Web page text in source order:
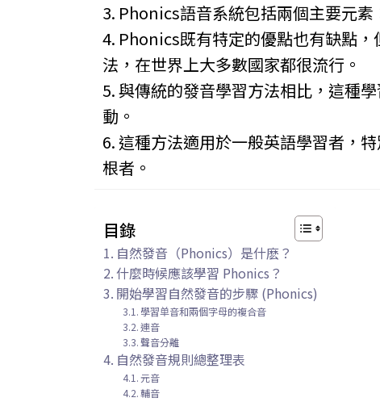
3. Phonics語音系統包括兩個主要元
4. Phonics既有特定的優點也有缺點
法，在世界上大多數國家都很流行。
5. 與傳統的發音學習方法相比，這種
動。
6. 這種方法適用於一般英語學習者，
根者。
目錄
自然發音（Phonics）是什麽？
什麼時候應該學習 Phonics？
開始學習自然發音的步驟 (Phonics)
學習单音和兩個字母的複合音
連音
聲音分離
自然發音規則總整理表
元音
輔音